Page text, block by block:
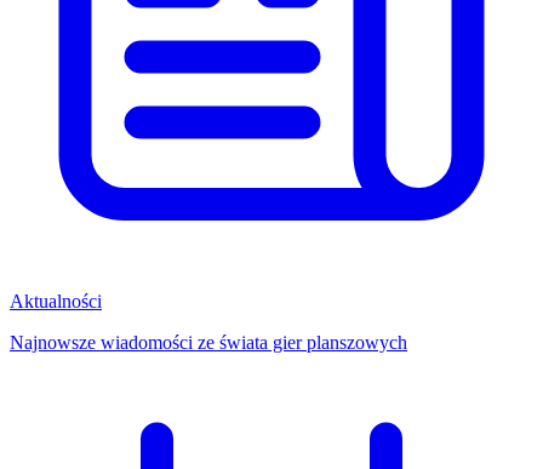
Aktualności
Najnowsze wiadomości ze świata gier planszowych